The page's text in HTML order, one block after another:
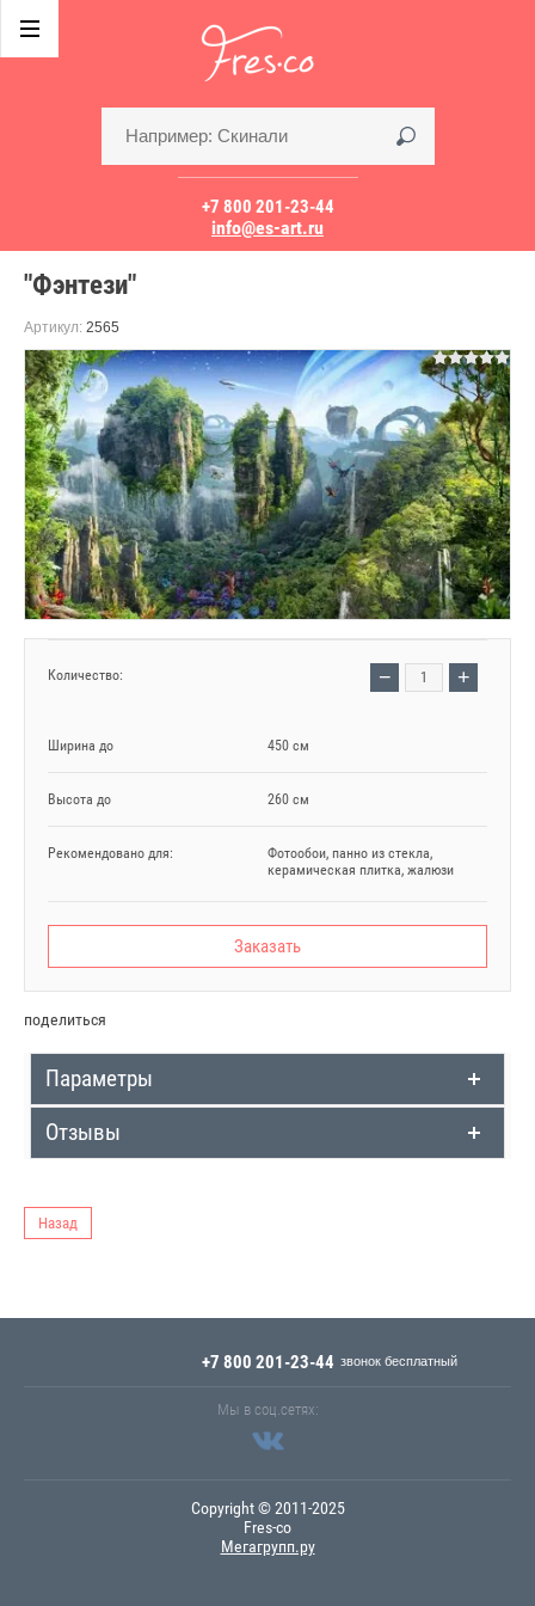
+7 800 201-23-44
info@es-art.ru
"Фэнтези"
Артикул: 2565
Количество: − +
Ширина до 450 см
Высота до 260 см
Рекомендовано для:
Фотообои, панно из стекла,
керамическая плитка, жалюзи
Заказать
поделиться
Параметры
Отзывы
Назад
+7 800 201-23-44
Мы в соц.сетях:
Copyright © 2011-2025
Fres-co
Мегагрупп.ру